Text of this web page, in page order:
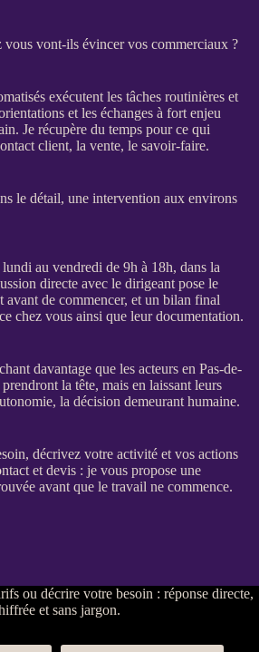
vous vont-ils évincer vos commerciaux ?
exécutent les tâches routinières et
et les échanges à fort enjeu
Je récupère du temps pour ce qui
client, la vente, le savoir-faire.
le détail, une intervention aux environs
au vendredi de 9h à 18h, dans la
directe avec le dirigeant pose le
avant de commencer, et un bilan final
chez vous ainsi que leur documentation.
davantage que les acteurs en Pas-de-
la tête, mais en laissant leurs
la décision demeurant humaine.
décrivez votre activité et vos actions
et devis: je vous propose une
avant que le travail ne commence.
ou décrire votre besoin : réponse directe,
et sans jargon.